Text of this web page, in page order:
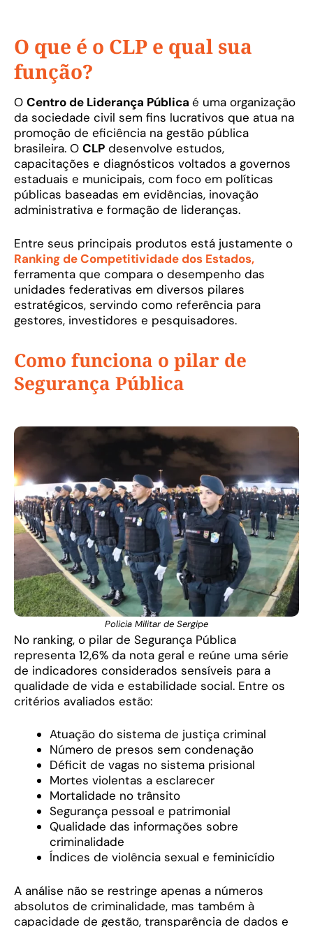
O que é o CLP e qual sua
função?
O Centro de Liderança Pública é uma organização
da sociedade civil sem fins lucrativos que atua na
promoção de eficiência na gestão pública
brasileira. O CLP desenvolve estudos,
capacitações e diagnósticos voltados a governos
estaduais e municipais, com foco em políticas
públicas baseadas em evidências, inovação
administrativa e formação de lideranças.
Entre seus principais produtos está justamente o
Ranking de Competitividade dos Estados,
ferramenta que compara o desempenho das
unidades federativas em diversos pilares
estratégicos, servindo como referência para
gestores, investidores e pesquisadores.
Como funciona o pilar de
Segurança Pública
Policia Militar de Sergipe
No ranking, o pilar de Segurança Pública
representa 12,6% da nota geral e reúne uma série
de indicadores considerados sensíveis para a
qualidade de vida e estabilidade social. Entre os
critérios avaliados estão:
Atuação do sistema de justiça criminal
Número de presos sem condenação
Déficit de vagas no sistema prisional
Mortes violentas a esclarecer
Mortalidade no trânsito
Segurança pessoal e patrimonial
Qualidade das informações sobre
criminalidade
Índices de violência sexual e feminicídio
A análise não se restringe apenas a números
absolutos de criminalidade, mas também à
capacidade de gestão, transparência de dados e